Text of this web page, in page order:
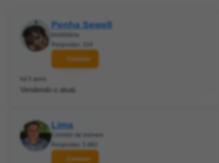
Penha Sewell
Imobiliária
Respostas: 334
Contatar
há 5 anos
Vendendo o atual.
Lima
Corretor de imóveis
Respostas: 5.882
Contatar